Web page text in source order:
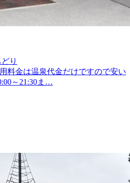
り
料金は温泉代金だけですので安い
～21:30ま…